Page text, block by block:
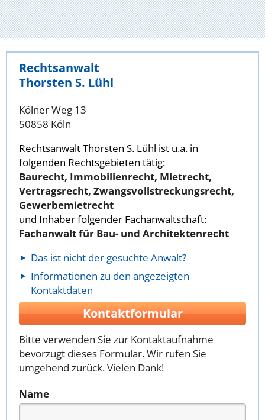
Rechtsanwalt
Thorsten S. Lühl
Kölner Weg 13
50858 Köln
Rechtsanwalt Thorsten S. Lühl ist u.a. in
folgenden Rechtsgebieten tätig:
Baurecht, Immobilienrecht, Mietrecht,
Vertragsrecht, Zwangsvollstreckungsrecht,
Gewerbemietrecht
und Inhaber folgender Fachanwaltschaft:
Fachanwalt für Bau- und Architektenrecht
Das ist nicht der gesuchte Anwalt?
Informationen zu den angezeigten
Kontaktdaten
Kontaktformular
Bitte verwenden Sie zur Kontaktaufnahme
bevorzugt dieses Formular. Wir rufen Sie
umgehend zurück. Vielen Dank!
Name